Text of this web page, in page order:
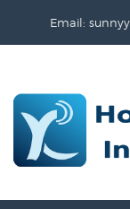
Email: